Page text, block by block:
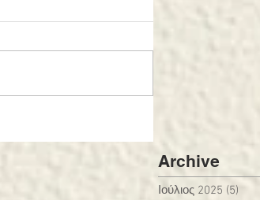
Archive
Ιούλιος 2025 (5)